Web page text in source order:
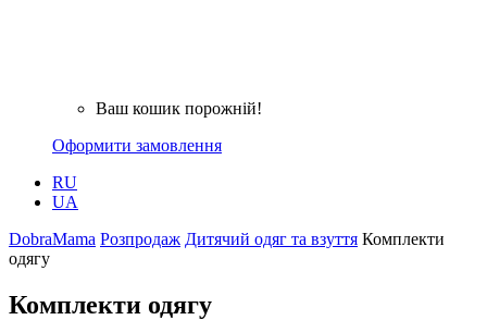
Ваш кошик порожній!
Оформити замовлення
RU
UA
DobraMama Розпродаж Дитячий одяг та взуття Комплекти
одягу
Комплекти одягу